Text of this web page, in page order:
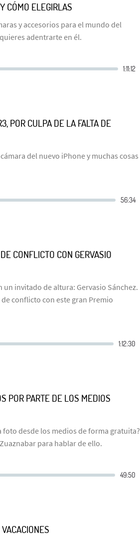
CÓMO ELEGIRLAS
y accesorios para el mundo del
adentrarte en él.
POR CULPA DE LA FALTA DE
del nuevo iPhone y muchas cosas
CONFLICTO CON GERVASIO
invitado de altura: Gervasio Sánchez.
conflicto con este gran Premio
POR PARTE DE LOS MEDIOS
desde los medios de forma gratuita?
para hablar de ello.